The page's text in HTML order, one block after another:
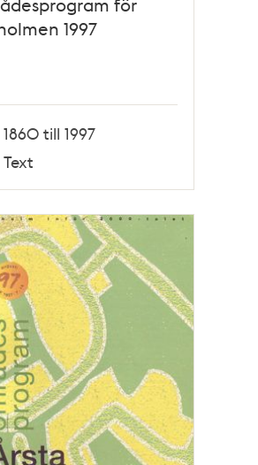
1997
1860 till 1997
Text